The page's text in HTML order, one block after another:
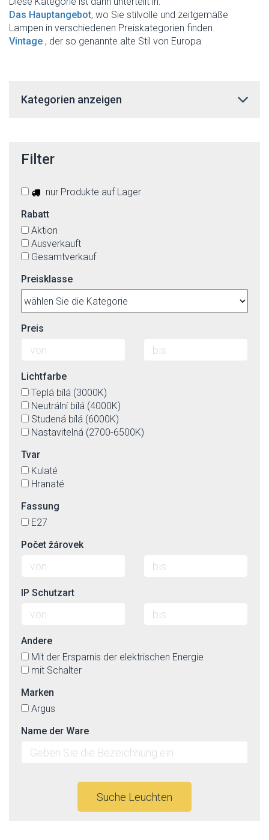
Das Hauptangebot, wo Sie stilvolle und zeitgemäße
Lampen in verschiedenen Preiskategorien finden.
Vintage , der so genannte alte Stil von Europa
Kategorien anzeigen
Filter
nur Produkte auf Lager
Rabatt
Aktion
Ausverkauft
Gesamtverkauf
Preisklasse
Preis
Lichtfarbe
Teplá bílá (3000K)
Neutrální bílá (4000K)
Studená bílá (6000K)
Nastavitelná (2700-6500K)
Tvar
Kulaté
Hranaté
Fassung
E27
Počet žárovek
IP Schutzart
Andere
Mit der Ersparnis der elektrischen Energie
mit Schalter
Marken
Argus
Name der Ware
Suche Leuchten